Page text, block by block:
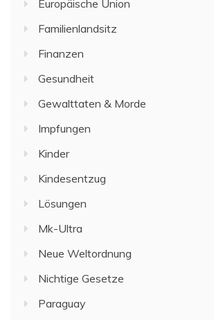
Europäische Union
Familienlandsitz
Finanzen
Gesundheit
Gewalttaten & Morde
Impfungen
Kinder
Kindesentzug
Lösungen
Mk-Ultra
Neue Weltordnung
Nichtige Gesetze
Paraguay